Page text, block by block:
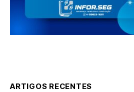
ARTIGOS RECENTES